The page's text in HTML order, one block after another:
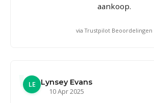
aankoop.
via Trustpilot Beoordelingen
LE
Lynsey Evans
10 Apr 2025